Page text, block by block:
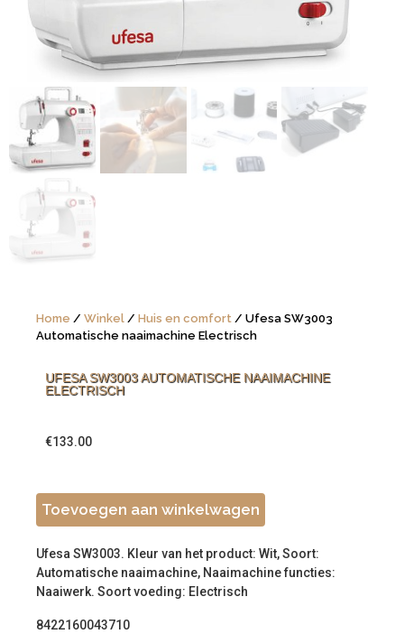
Home / Winkel / Huis en comfort / Ufesa SW3003
Automatische naaimachine Electrisch
UFESA SW3003 AUTOMATISCHE NAAIMACHINE
ELECTRISCH
€133.00
Toevoegen aan winkelwagen
Ufesa SW3003. Kleur van het product: Wit, Soort:
Automatische naaimachine, Naaimachine functies:
Naaiwerk. Soort voeding: Electrisch
8422160043710